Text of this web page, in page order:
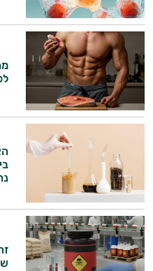
אני יועץ הבריאות האישי AI של טבע בריא.
התשובות שלי מבוססות
וספרות מקצועית
ותזונת הספורט.
אני כאן כדי לעזור לך
התזונה ומוצרי
ולמצב הגופני שלך,
עובדים יחד כדי
יום וגם בתחום הכושר
המטרה שלי היא
אישיות מבוססות
זה הזמן להתחיל. איך